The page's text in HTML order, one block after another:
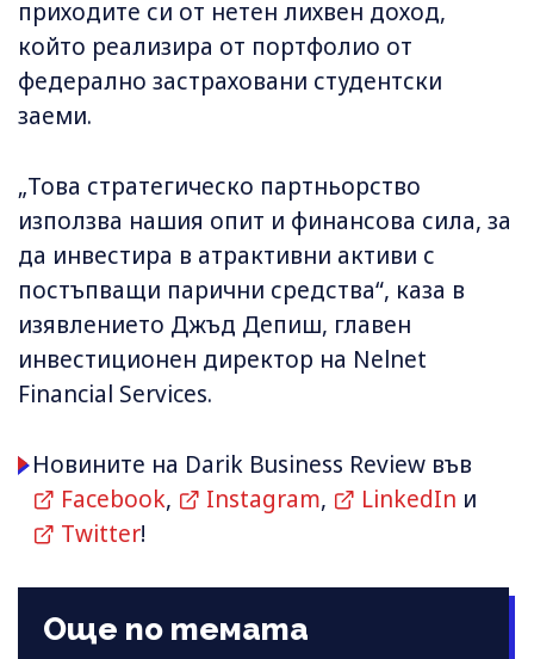
приходите си от нетен лихвен доход,
който реализира от портфолио от
федерално застраховани студентски
заеми.
„Това стратегическо партньорство
използва нашия опит и финансова сила, за
да инвестира в атрактивни активи с
постъпващи парични средства“, каза в
изявлението Джъд Депиш, главен
инвестиционен директор на Nelnet
Financial Services.
Новините на Darik Business Review във
Facebook, Instagram, LinkedIn и
Twitter!
Още по темата